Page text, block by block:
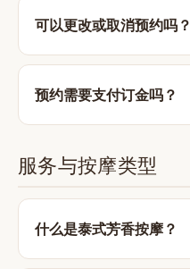
可以更改或取消预约吗？
预约需要支付订金吗？
服务与按摩类型
什么是泰式芳香按摩？